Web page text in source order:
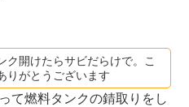
ク開けたらサビだらけで。こ
りがとうございます
て燃料タンクの錆取りをし